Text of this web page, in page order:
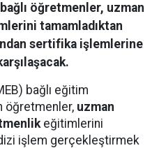
öğretmenler, uzman
tamamladıktan
sertifika işlemlerine
bağlı eğitim
öğretmenler, uzman
eğitimlerini
işlem gerçekleştirmek